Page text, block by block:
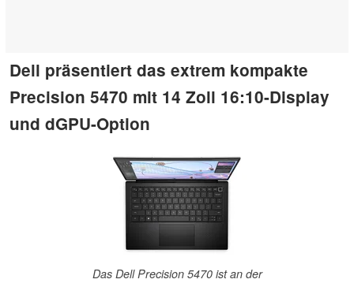
Dell präsentiert das extrem kompakte
Precision 5470 mit 14 Zoll 16:10-Display
und dGPU-Option
Das Dell Precision 5470 ist an der